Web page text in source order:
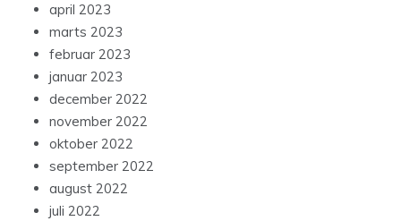
april 2023
marts 2023
februar 2023
januar 2023
december 2022
november 2022
oktober 2022
september 2022
august 2022
juli 2022